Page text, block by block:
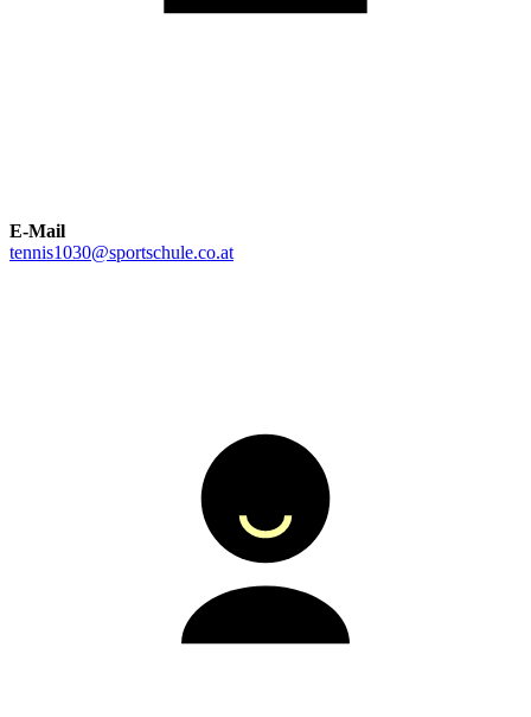
E-Mail
tennis1030@sportschule.co.at